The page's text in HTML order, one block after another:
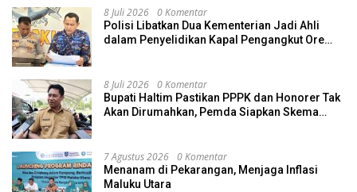
8 Juli 2026 0 Komentar
Polisi Libatkan Dua Kementerian Jadi Ahli
dalam Penyelidikan Kapal Pengangkut Ore
8 Juli 2026 0 Komentar
Bupati Haltim Pastikan PPPK dan Honorer Tak
Akan Dirumahkan, Pemda Siapkan Skema
7 Agustus 2026 0 Komentar
Menanam di Pekarangan, Menjaga Inflasi
Maluku Utara